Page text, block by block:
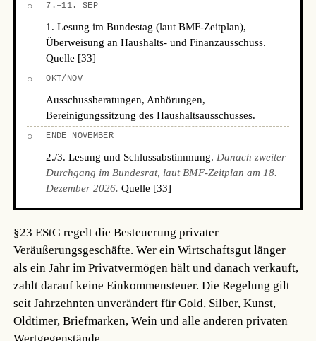
○ 7.–11. SEP
1. Lesung im Bundestag (laut BMF-Zeitplan),
Überweisung an Haushalts- und Finanzausschuss.
Quelle [33]
○ OKT/NOV
Ausschussberatungen, Anhörungen,
Bereinigungssitzung des Haushaltsausschusses.
○ ENDE NOVEMBER
2./3. Lesung und Schlussabstimmung. Danach zweiter
Durchgang im Bundesrat, laut BMF-Zeitplan am 18.
Dezember 2026. Quelle [33]
§23 EStG regelt die Besteuerung privater
Veräußerungsgeschäfte. Wer ein Wirtschaftsgut länger
als ein Jahr im Privatvermögen hält und danach verkauft,
zahlt darauf keine Einkommensteuer. Die Regelung gilt
seit Jahrzehnten unverändert für Gold, Silber, Kunst,
Oldtimer, Briefmarken, Wein und alle anderen privaten